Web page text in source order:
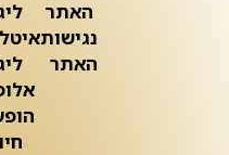
האתר
נגישות
האתר